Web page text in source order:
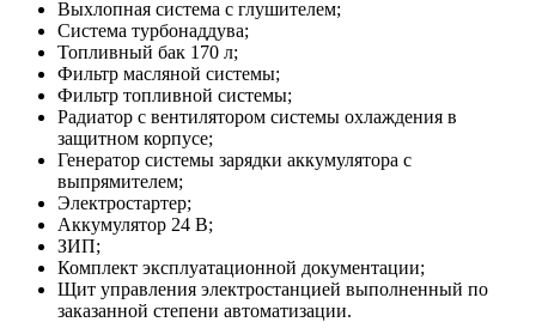
Выхлопная система с глушителем;
Система турбонаддува;
Топливный бак 170 л;
Фильтр масляной системы;
Фильтр топливной системы;
Радиатор с вентилятором системы охлаждения в
защитном корпусе;
Генератор системы зарядки аккумулятора с
выпрямителем;
Электростартер;
Аккумулятор 24 В;
ЗИП;
Комплект эксплуатационной документации;
Щит управления электростанцией выполненный по
заказанной степени автоматизации.